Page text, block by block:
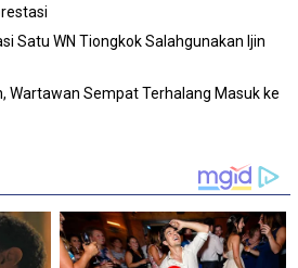
Satu WN Tiongkok Salahgunakan Ijin
Wartawan Sempat Terhalang Masuk ke